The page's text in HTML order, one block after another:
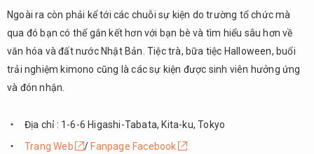
Ngoài ra còn phải kể tới các chuỗi sự kiện do trường tổ chức mà
qua đó bạn có thể gắn kết hơn với bạn bè và tìm hiểu sâu hơn về
văn hóa và đất nước Nhật Bản. Tiệc trà, bữa tiệc Halloween, buổi
trải nghiệm kimono cũng là các sự kiện được sinh viên hưởng ứng
và đón nhận.
Địa chỉ : 1-6-6 Higashi-Tabata, Kita-ku, Tokyo
Trang Web
/ Fanpage Facebook